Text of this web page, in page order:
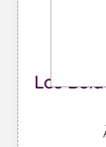
Los